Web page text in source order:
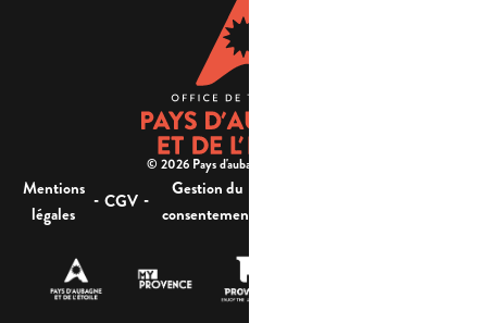
© 2026 Pays d'aubagne et de l'étoile -
Mentions
légales
- CGV -
Gestion du
consentement